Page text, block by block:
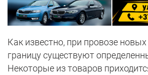
Как известно, при провозе
границу существуют
Некоторые из товаров